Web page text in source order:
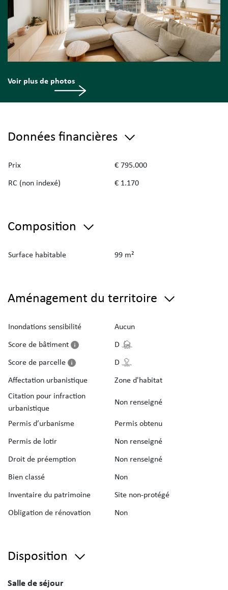
Voir plus de photos
Données financières
Prix
€ 795.000
RC (non indexé)
€ 1.170
Composition
Surface habitable 99 m²
Aménagement du territoire
Inondations sensibilité
Aucun
Score de bâtiment
D
Score de parcelle
D
Affectation urbanistique
Zone d'habitat
Citation pour infraction
urbanistique
Non renseigné
Permis d’urbanisme
Permis obtenu
Permis de lotir
Non renseigné
Droit de préemption
Non renseigné
Bien classé
Non
Inventaire du patrimoine
Site non-protégé
Obligation de rénovation
Non
Disposition
Salle de séjour